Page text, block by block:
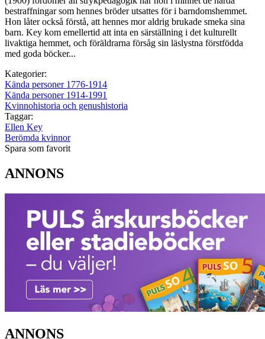
bestraffningar som hennes bröder utsattes för i barndomshemmet.
Hon låter också förstå, att hennes mor aldrig brukade smeka sina
barn. Key kom emellertid att inta en särställning i det kulturellt
livaktiga hemmet, och föräldrarna försåg sin läslystna förstfödda
med goda böcker...
Kategorier:
Kända personer 1776-1914
Kända personer 1914-1991
Kvinnohistoria och genushistoria
Taggar:
Ellen Key
Berömda kvinnor
Spara som favorit
ANNONS
ANNONS